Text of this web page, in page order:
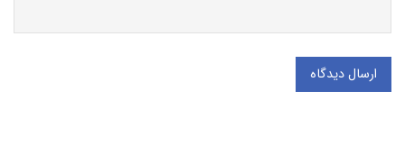
ارسال دیدگاه